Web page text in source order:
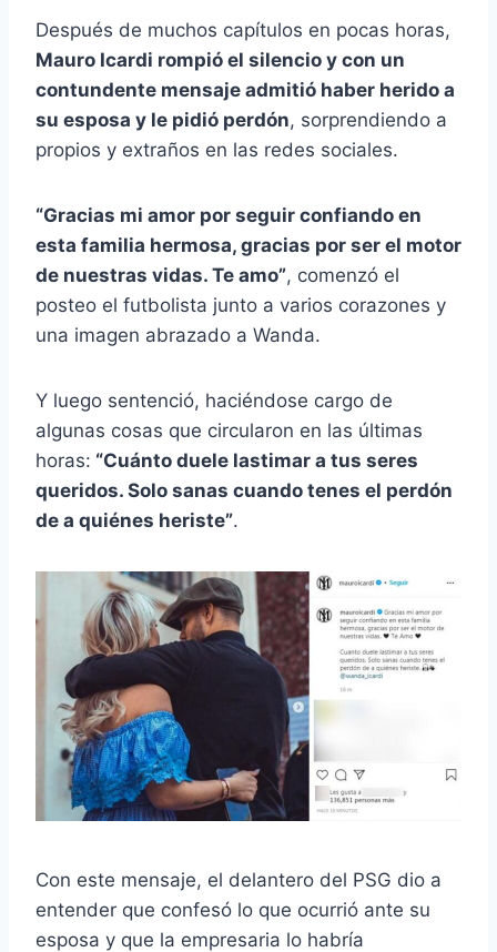
Después de muchos capítulos en pocas horas,
Mauro Icardi rompió el silencio y con un
contundente mensaje admitió haber herido a
su esposa y le pidió perdón, sorprendiendo a
propios y extraños en las redes sociales.
“Gracias mi amor por seguir confiando en
esta familia hermosa, gracias por ser el motor
de nuestras vidas. Te amo”, comenzó el
posteo el futbolista junto a varios corazones y
una imagen abrazado a Wanda.
Y luego sentenció, haciéndose cargo de
algunas cosas que circularon en las últimas
horas: “Cuánto duele lastimar a tus seres
queridos. Solo sanas cuando tenes el perdón
de a quiénes heriste”.
Con este mensaje, el delantero del PSG dio a
entender que confesó lo que ocurrió ante su
esposa y que la empresaria lo habría